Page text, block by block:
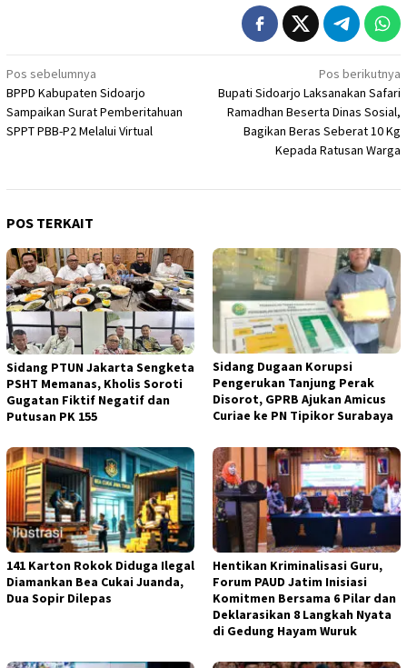
Navigasi
pos
Pos sebelumnya
BPPD Kabupaten Sidoarjo
Sampaikan Surat Pemberitahuan
SPPT PBB-P2 Melalui Virtual
Pos berikutnya
Bupati Sidoarjo Laksanakan Safari
Ramadhan Beserta Dinas Sosial,
Bagikan Beras Seberat 10 Kg
Kepada Ratusan Warga
POS TERKAIT
Sidang PTUN Jakarta Sengketa
PSHT Memanas, Kholis Soroti
Gugatan Fiktif Negatif dan
Putusan PK 155
Sidang Dugaan Korupsi
Pengerukan Tanjung Perak
Disorot, GPRB Ajukan Amicus
Curiae ke PN Tipikor Surabaya
141 Karton Rokok Diduga Ilegal
Diamankan Bea Cukai Juanda,
Dua Sopir Dilepas
Hentikan Kriminalisasi Guru,
Forum PAUD Jatim Inisiasi
Komitmen Bersama 6 Pilar dan
Deklarasikan 8 Langkah Nyata
di Gedung Hayam Wuruk